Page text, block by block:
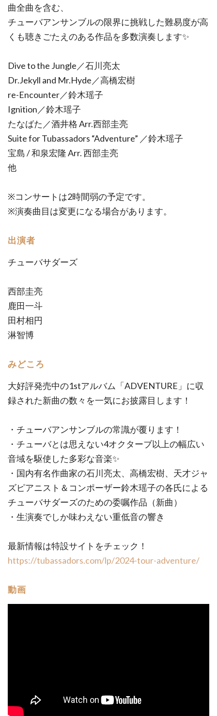
曲全曲を含む、
チューバアンサンブルの限界に挑戦した難易度が高
くも聴きごたえのある作品を多数演奏します✨
Dive to the Jungle／石川亮太
Dr.Jekyll and Mr.Hyde／高橋宏樹
re-Encounter／鈴木瑶子
Ignition／鈴木瑶子
たなばた／酒井格 Arr.西部圭亮
Suite for Tubassadors “Adventure” ／鈴木瑶子
宝島 / 和泉宏隆 Arr. 西部圭亮
他
※コンサートは2時間弱の予定です。
※演奏曲目は変更になる場合があります。
出演者
チューバサダーズ
西部圭亮
鹿田一斗
田村相円
淋智博
みどころ
大好評発売中の1stアルバム「ADVENTURE」に収
録された新曲の数々を一気にお披露目します！
・チューバアンサンブルの常識が覆ります！
・チューバとは思えない4オクターブ以上の幅広い
音域を駆使した多彩な音楽✨
・国内有名作曲家の石川亮太、高橋宏樹、天才ジャ
ズピアニスト＆コンポーザー鈴木瑶子の各氏による
チューバサダーズのための委嘱作品（新曲）
・生演奏でしか味わえない重低音の響き
最新情報は特設サイトをチェック！
https://tubassadors.com/lp/2024-tour-adventure/
動画